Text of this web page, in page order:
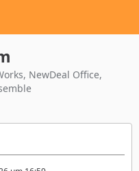
NewDeal Office,